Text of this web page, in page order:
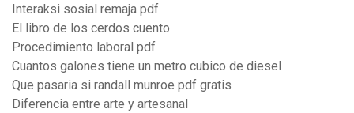
Interaksi sosial remaja pdf
El libro de los cerdos cuento
Procedimiento laboral pdf
Cuantos galones tiene un metro cubico de diesel
Que pasaria si randall munroe pdf gratis
Diferencia entre arte y artesanal